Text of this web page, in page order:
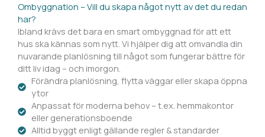
Ombyggnation – Vill du skapa något nytt av det du redan
har?
Ibland krävs det bara en smart ombyggnad för att ett
hus ska kännas som nytt. Vi hjälper dig att omvandla din
nuvarande planlösning till något som fungerar bättre för
ditt liv idag – och imorgon.
Förändra planlösning, flytta väggar eller skapa öppna
ytor
Anpassat för moderna behov – t.ex. hemmakontor
eller generationsboende
Alltid byggt enligt gällande regler & standarder